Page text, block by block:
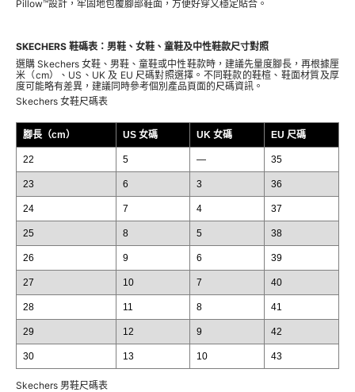
Pillow™設計，牢固地包覆腳部鞋面，方便好穿又穩定貼合。
SKECHERS 鞋碼表：男鞋、女鞋、童鞋及中性鞋款尺寸對照
選購 Skechers 女鞋、男鞋、童鞋或中性鞋款時，建議先量度腳長，再根據厘
米（cm）、US、UK 及 EU 尺碼對照選擇。不同鞋款的鞋楦、鞋面材質及厚
度可能略有差異，建議同時參考個別產品頁面的尺碼資訊。
Skechers 女鞋尺碼表
腳長（cm） US 女碼 UK 女碼 EU 尺碼
22 5 — 35
23 6 3 36
24 7 4 37
25 8 5 38
26 9 6 39
27 10 7 40
28 11 8 41
29 12 9 42
30 13 10 43
Skechers 男鞋尺碼表